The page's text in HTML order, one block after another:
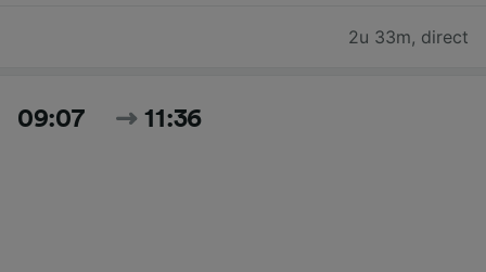
2u 33m, direct
09:07 11:36